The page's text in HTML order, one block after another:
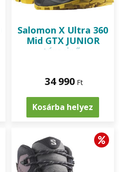
Salomon X Ultra 360
Mid GTX JUNIOR
túracipő,
34 990 Ft
Kosárba helyez